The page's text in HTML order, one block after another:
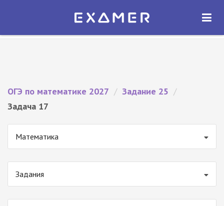
Экзамер — ЕГЭ 2027
ОТКРЫТЬ
ОГЭ по математике 2027 / Задание 25 /
Задача 17
Математика
Задания